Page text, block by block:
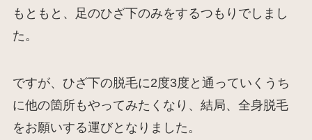
もともと、足のひざ下のみをするつもりでしまし
た。
ですが、ひざ下の脱毛に2度3度と通っていくうち
に他の箇所もやってみたくなり、結局、全身脱毛
をお願いする運びとなりました。